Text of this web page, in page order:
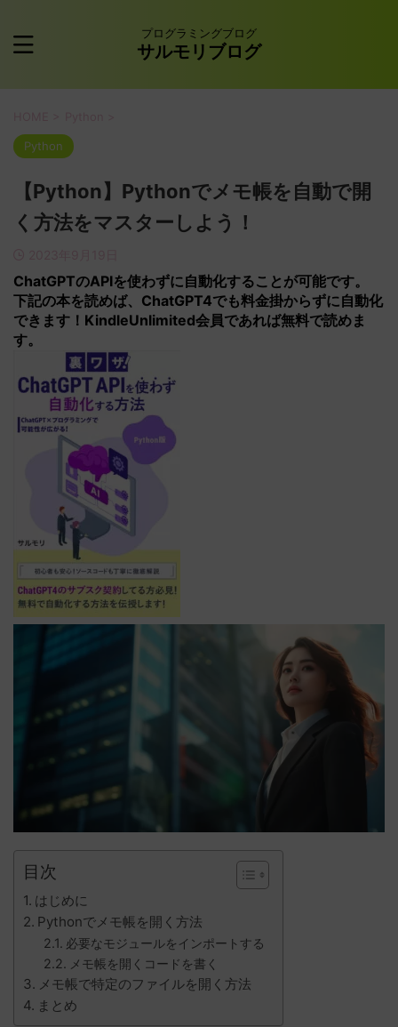
プログラミングブログ
サルモリブログ
Python
【Python】Pythonでメモ帳を自動で開
く方法をマスターしよう！
ChatGPTのAPIを使わずに自動化することが可能です。
下記の本を読めば、ChatGPT4でも料金掛からずに自動化
できます！KindleUnlimited会員であれば無料で読めま
す。
目次
はじめに
Pythonでメモ帳を開く方法
必要なモジュールをインポートする
メモ帳を開くコードを書く
メモ帳で特定のファイルを開く方法
まとめ